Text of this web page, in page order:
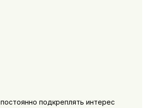
подкреплять интерес